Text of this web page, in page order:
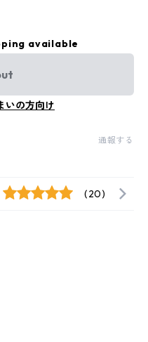
available
いの方向け
通報する
(20)